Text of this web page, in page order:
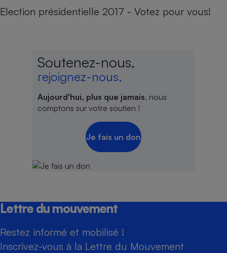
Election présidentielle 2017 - Votez pour vous!
Soutenez-nous,
rejoignez-nous,
Aujourd'hui, plus que jamais, nous
comptons sur votre soutien !
Je fais un don
Lettre du mouvement
Restez informé et mobilisé !
Inscrivez-vous à la Lettre du Mouvement